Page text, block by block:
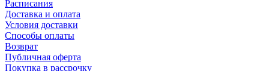
Расписания
Доставка и оплата
Условия доставки
Способы оплаты
Возврат
Публичная оферта
Покупка в рассрочку